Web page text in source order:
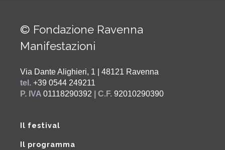
© Fondazione Ravenna
Manifestazioni
Via Dante Alighieri, 1 | 48121 Ravenna
tel. +39 0544 249211
P. IVA 01118290392 | C.F. 92010290390
Il festival
Il programma